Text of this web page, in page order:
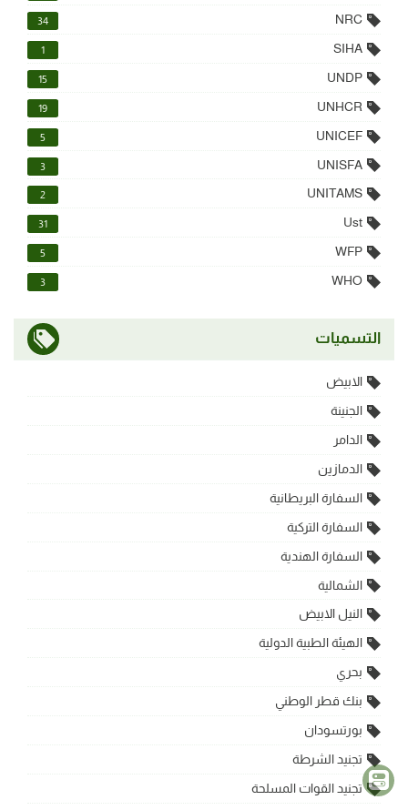
NRC
34
SIHA
1
UNDP
15
UNHCR
19
UNICEF
5
UNISFA
3
UNITAMS
2
Ust
31
WFP
5
WHO
3
التسميات
الابيض
الجنينة
الدامر
الدمازين
السفارة البريطانية
السفارة التركية
السفارة الهندية
الشمالية
النيل الابيض
الهيئة الطبية الدولية
بحري
بنك قطر الوطني
بورتسودان
تجنيد الشرطة
تجنيد القوات المسلحة